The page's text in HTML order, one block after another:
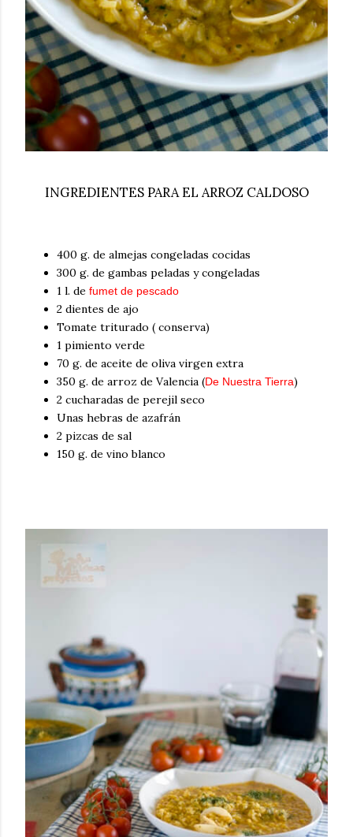
INGREDIENTES PARA EL ARROZ CALDOSO
400 g. de almejas congeladas cocidas
300 g. de gambas peladas y congeladas
1 l. de fumet de pescado
2 dientes de ajo
Tomate triturado ( conserva)
1 pimiento verde
70 g. de aceite de oliva virgen extra
350 g. de arroz de Valencia (De Nuestra Tierra)
2 cucharadas de perejil seco
Unas hebras de azafrán
2 pizcas de sal
150 g. de vino blanco